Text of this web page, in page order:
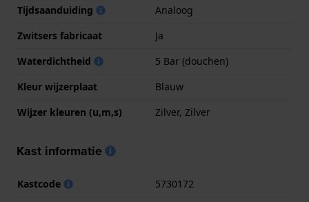
Tijdsaanduiding
Analoog
Zwitsers fabricaat
Ja
Waterdichtheid
5 Bar (douchen)
Kleur wijzerplaat
Blauw
Wijzer kleuren (u,m,s)
Zilver, Zilver
Kast informatie
Kastcode
5730172